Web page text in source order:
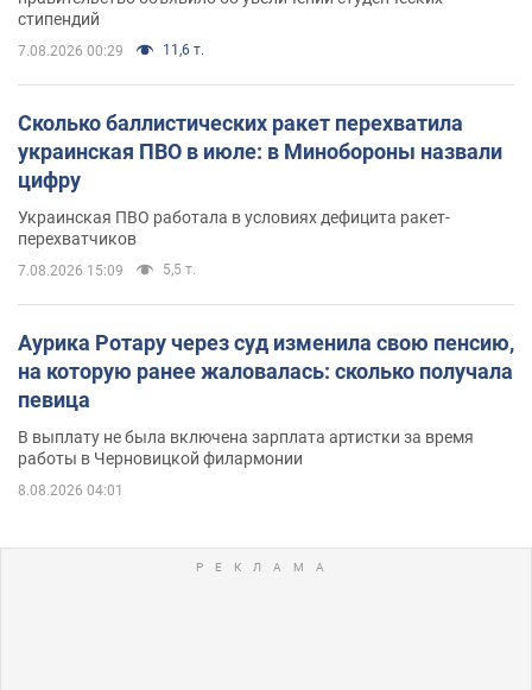
стипендий
7.08.2026 00:29 11,6 т.
Сколько баллистических ракет перехватила
украинская ПВО в июле: в Минобороны назвали
цифру
Украинская ПВО работала в условиях дефицита ракет-
перехватчиков
7.08.2026 15:09 5,5 т.
Аурика Ротару через суд изменила свою пенсию,
на которую ранее жаловалась: сколько получала
певица
В выплату не была включена зарплата артистки за время
работы в Черновицкой филармонии
8.08.2026 04:01